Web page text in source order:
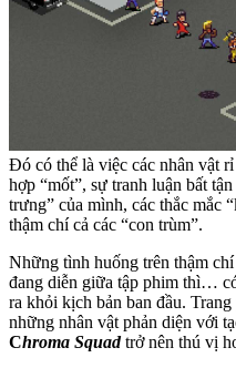
Đó có thể là việc các nhân vật
hợp “mốt”, sự tranh luận bất
trưng” của mình, các thắc mắc
thậm chí cả các “con trùm”.
Những tình huống trên thậm
đang diễn giữa tập phim thì…
ra khỏi kịch bản ban đầu. Trang
những nhân vật phản diện với
Chroma Squadtrở nên thú vị